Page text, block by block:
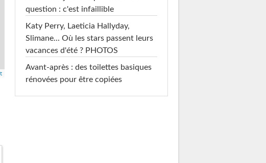
question : c'est infaillible
Katy Perry, Laeticia Hallyday,
Slimane... Où les stars passent leurs
vacances d'été ? PHOTOS
Avant-après : des toilettes basiques
rénovées pour être copiées